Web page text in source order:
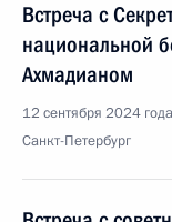
Встреча с
национальной
Ахмадианом
12 сентября 2024
Санкт-Петербург